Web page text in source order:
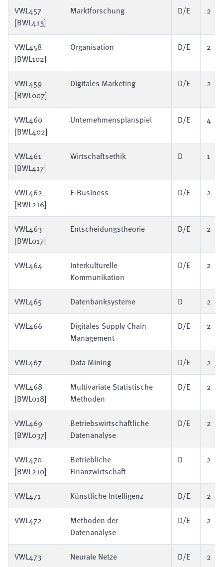
VWL457
[BWL413]
Marktforschung D/E 2
VWL458
[BWL102]
Organisation D/E 2
VWL459
[BWL007]
Digitales Marketing D/E 2
VWL460
[BWL402]
Unternehmensplanspiel D/E 4
VWL461
[BWL417]
Wirtschaftsethik D 1
VWL462
[BWL216]
E-Business D/E 2
VWL463
[BWL017]
Entscheidungstheorie D/E 2
VWL464
Interkulturelle
Kommunikation
D/E 2
VWL465 Datenbanksysteme D 2
VWL466
Digitales Supply Chain
Management
D/E 2
VWL467 Data Mining D/E 2
VWL468
[BWL018]
Multivariate Statistische
Methoden
D/E 2
VWL469
[BWL037]
Betriebswirtschaftliche
Datenanalyse
D/E 2
VWL470
[BWL210]
Betriebliche
Finanzwirtschaft
D 2
VWL471 Künstliche Intelligenz D/E 2
VWL472
Methoden der
Datenanalyse
D/E 2
VWL473 Neurale Netze D/E 2